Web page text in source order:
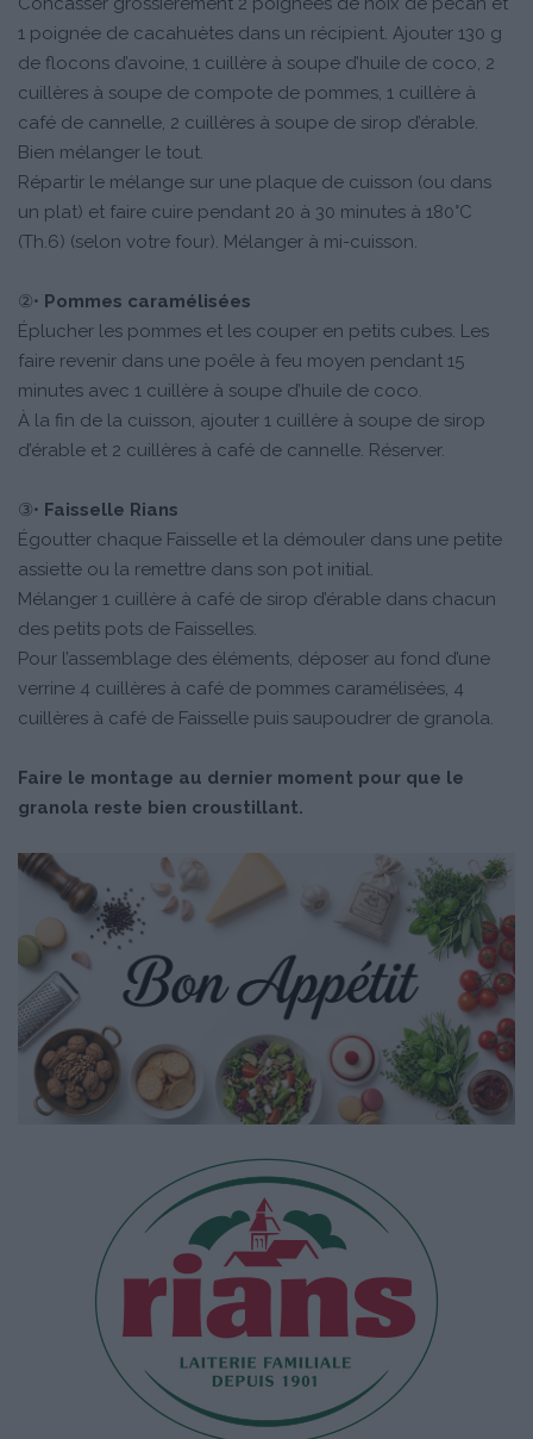
1 poignée de cacahuètes dans un récipient. Ajouter 130 g
de flocons d’avoine, 1 cuillère à soupe d’huile de coco, 2
cuillères à soupe de compote de pommes, 1 cuillère à
café de cannelle, 2 cuillères à soupe de sirop d’érable.
Bien mélanger le tout.
Répartir le mélange sur une plaque de cuisson (ou dans
un plat) et faire cuire pendant 20 à 30 minutes à 180°C
(Th.6) (selon votre four). Mélanger à mi-cuisson.
②• Pommes caramélisées
Éplucher les pommes et les couper en petits cubes. Les
faire revenir dans une poêle à feu moyen pendant 15
minutes avec 1 cuillère à soupe d’huile de coco.
À la fin de la cuisson, ajouter 1 cuillère à soupe de sirop
d’érable et 2 cuillères à café de cannelle. Réserver.
③• Faisselle Rians
Égoutter chaque Faisselle et la démouler dans une petite
assiette ou la remettre dans son pot initial.
Mélanger 1 cuillère à café de sirop d’érable dans chacun
des petits pots de Faisselles.
Pour l’assemblage des éléments, déposer au fond d’une
verrine 4 cuillères à café de pommes caramélisées, 4
cuillères à café de Faisselle puis saupoudrer de granola.
Faire le montage au dernier moment pour que le
granola reste bien croustillant.